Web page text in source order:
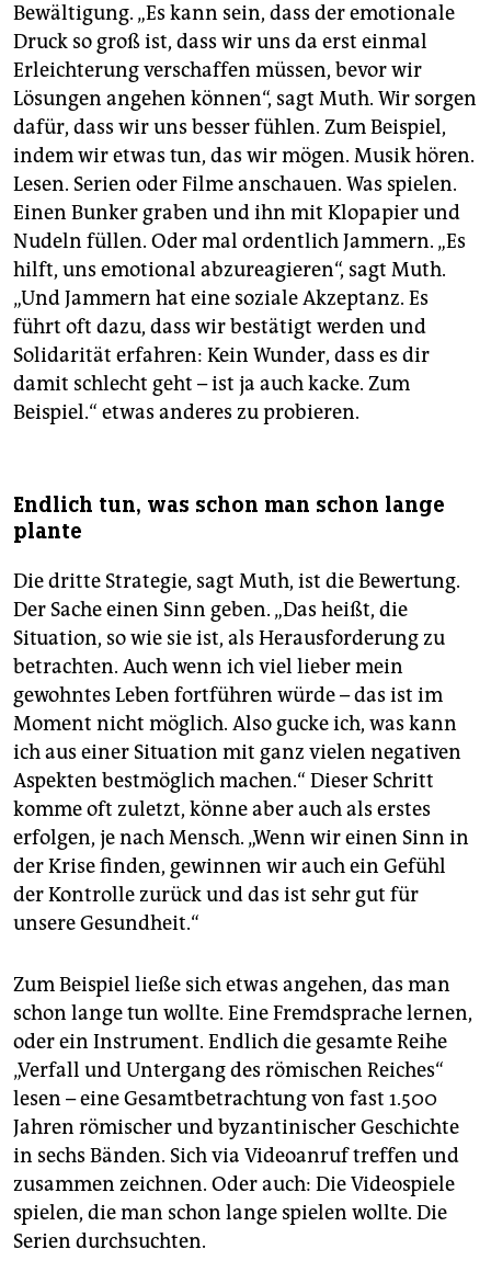
Bewältigung. „Es kann sein, dass der emotionale
Druck so groß ist, dass wir uns da erst einmal
Erleichterung verschaffen müssen, bevor wir
Lösungen angehen können“, sagt Muth. Wir sorgen
dafür, dass wir uns besser fühlen. Zum Beispiel,
indem wir etwas tun, das wir mögen. Musik hören.
Lesen. Serien oder Filme anschauen. Was spielen.
Einen Bunker graben und ihn mit Klopapier und
Nudeln füllen. Oder mal ordentlich Jammern. „Es
hilft, uns emotional abzureagieren“, sagt Muth.
„Und Jammern hat eine soziale Akzeptanz. Es
führt oft dazu, dass wir bestätigt werden und
Solidarität erfahren: Kein Wunder, dass es dir
damit schlecht geht – ist ja auch kacke. Zum
Beispiel.“ etwas anderes zu probieren.
Endlich tun, was schon man schon lange
plante
Die dritte Strategie, sagt Muth, ist die Bewertung.
Der Sache einen Sinn geben. „Das heißt, die
Situation, so wie sie ist, als Herausforderung zu
betrachten. Auch wenn ich viel lieber mein
gewohntes Leben fortführen würde – das ist im
Moment nicht möglich. Also gucke ich, was kann
ich aus einer Situation mit ganz vielen negativen
Aspekten bestmöglich machen.“ Dieser Schritt
komme oft zuletzt, könne aber auch als erstes
erfolgen, je nach Mensch. „Wenn wir einen Sinn in
der Krise finden, gewinnen wir auch ein Gefühl
der Kontrolle zurück und das ist sehr gut für
unsere Gesundheit.“
Zum Beispiel ließe sich etwas angehen, das man
schon lange tun wollte. Eine Fremdsprache lernen,
oder ein Instrument. Endlich die gesamte Reihe
„Verfall und Untergang des römischen Reiches“
lesen – eine Gesamtbetrachtung von fast 1.500
Jahren römischer und byzantinischer Geschichte
in sechs Bänden. Sich via Videoanruf treffen und
zusammen zeichnen. Oder auch: Die Videospiele
spielen, die man schon lange spielen wollte. Die
Serien durchsuchten.